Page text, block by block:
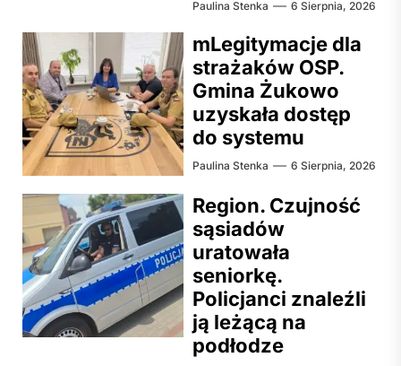
Paulina Stenka 6 Sierpnia, 2026
mLegitymacje dla
strażaków OSP.
Gmina Żukowo
uzyskała dostęp
do systemu
Paulina Stenka 6 Sierpnia, 2026
Region. Czujność
sąsiadów
uratowała
seniorkę.
Policjanci znaleźli
ją leżącą na
podłodze